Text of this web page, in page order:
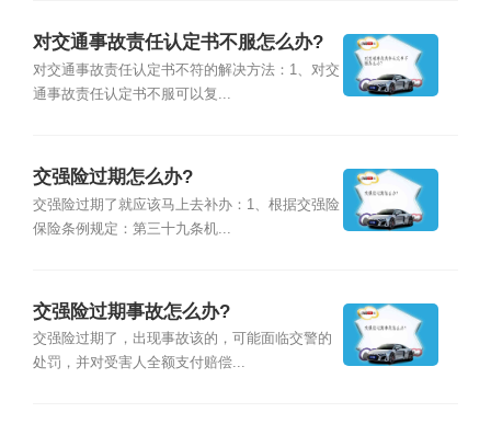
对交通事故责任认定书不服怎么办?
对交通事故责任认定书不符的解决方法：1、对交
通事故责任认定书不服可以复...
交强险过期怎么办?
交强险过期了就应该马上去补办：1、根据交强险
保险条例规定：第三十九条机...
交强险过期事故怎么办?
交强险过期了，出现事故该的，可能面临交警的
处罚，并对受害人全额支付赔偿...